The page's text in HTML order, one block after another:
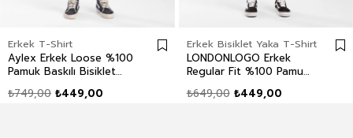
Erkek T-Shirt
Aylex Erkek Loose %100
Pamuk Baskılı Bisiklet
₺449,00
₺749,00
Erkek Bisiklet Yaka T-Shirt
LONDONLOGO Erkek
Regular Fit %100 Pamuk
Shirt Yeşil₺449,00
₺649,00